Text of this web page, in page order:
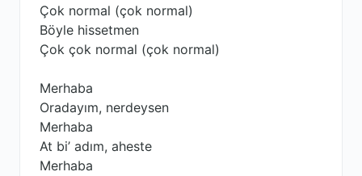
Çok normal (çok normal)
Böyle hissetmen
Çok çok normal (çok normal)
Merhaba
Oradayım, nerdeysen
Merhaba
At bi’ adım, aheste
Merhaba